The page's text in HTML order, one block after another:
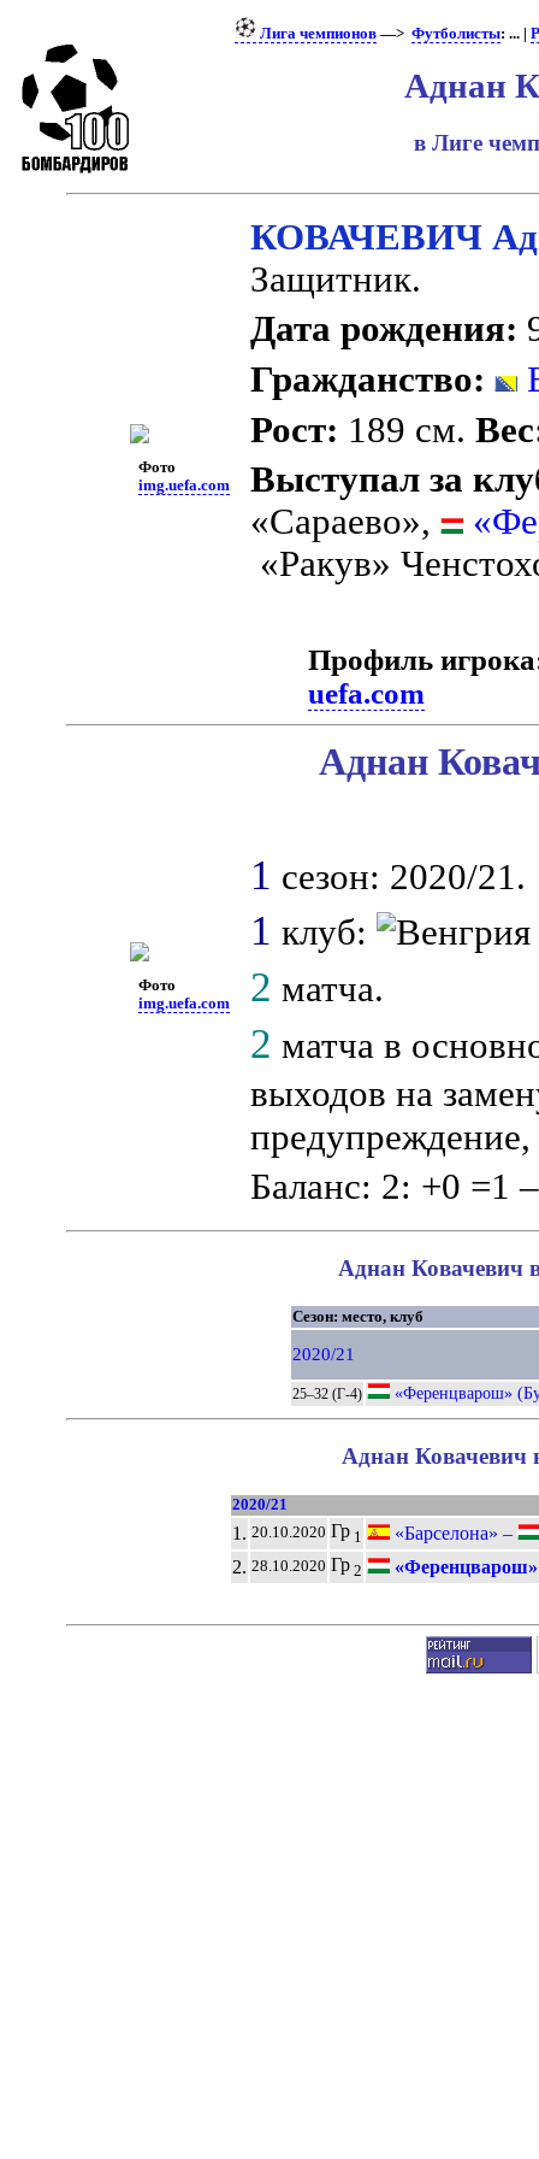
Лига чемпионов—> Футболисты: ... |
Аднан
в Лиге
Фото
img.uefa.com
КОВАЧЕВИЧ
Защитник.
Дата рождения:
Гражданство:
Рост: 189 см.
Выступал за
«Сараево»,
«Ракув»
Профиль
uefa.com
Фото
img.uefa.com
Аднан
1 сезон: 2020/21.
1 клуб:
2 матча.
2 матча в
выходов на
предупреждение,
Баланс: 2: +0 =1
Аднан Ковачевич
Сезон: место, клуб
2020/21
25–32 (Г-4) «Ференцварош»
Аднан Ковачевич
2020/21
1. 20.10.2020 Гр1
«Барселона» –
2. 28.10.2020 Гр2 «Ференцварош»